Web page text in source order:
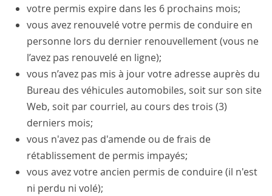
votre permis expire dans les 6 prochains mois;
vous avez renouvelé votre permis de conduire en
personne lors du dernier renouvellement (vous ne
l’avez pas renouvelé en ligne);
vous n’avez pas mis à jour votre adresse auprès du
Bureau des véhicules automobiles, soit sur son site
Web, soit par courriel, au cours des trois (3)
derniers mois;
vous n'avez pas d'amende ou de frais de
rétablissement de permis impayés;
vous avez votre ancien permis de conduire (il n'est
ni perdu ni volé);